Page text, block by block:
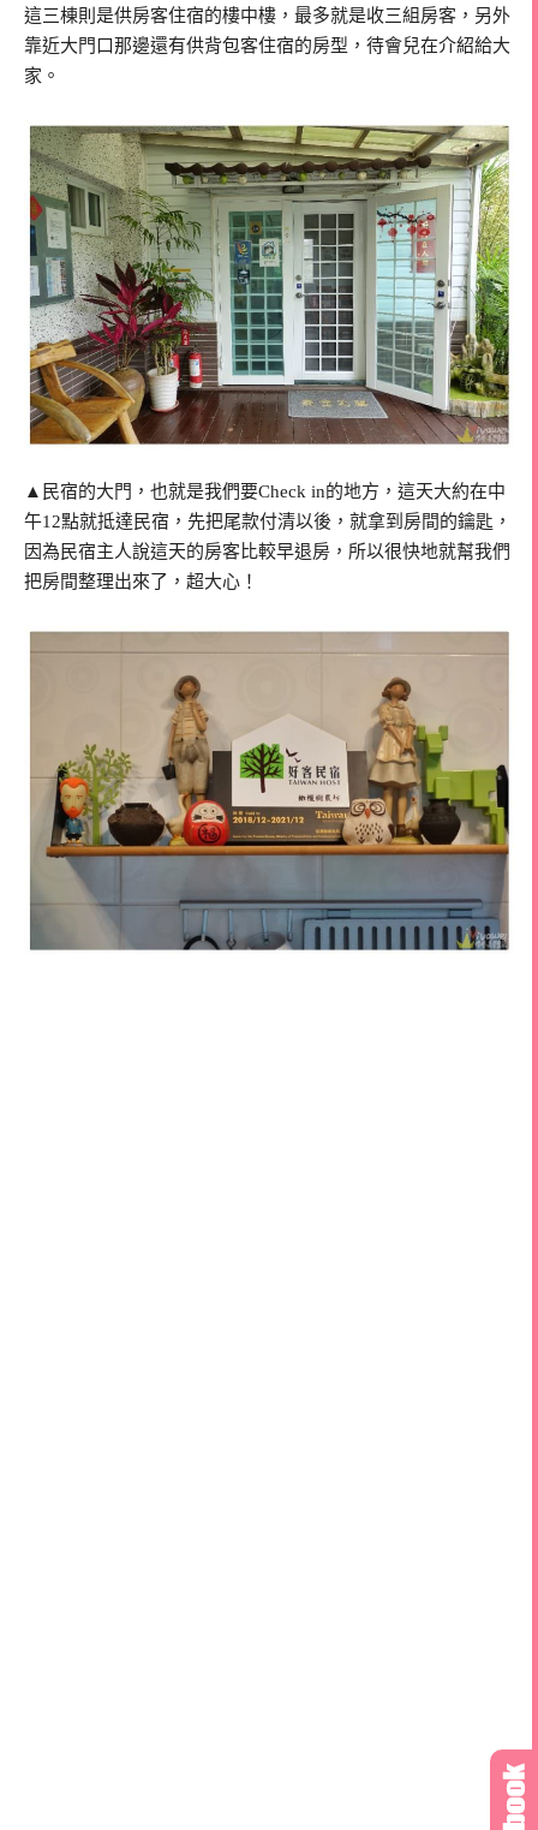
這三棟則是供房客住宿的樓中樓，最多就是收三組房客，另外
靠近大門口那邊還有供背包客住宿的房型，待會兒在介紹給大
家。
▲民宿的大門，也就是我們要Check in的地方，這天大約在中
午12點就抵達民宿，先把尾款付清以後，就拿到房間的鑰匙，
因為民宿主人說這天的房客比較早退房，所以很快地就幫我們
把房間整理出來了，超大心！